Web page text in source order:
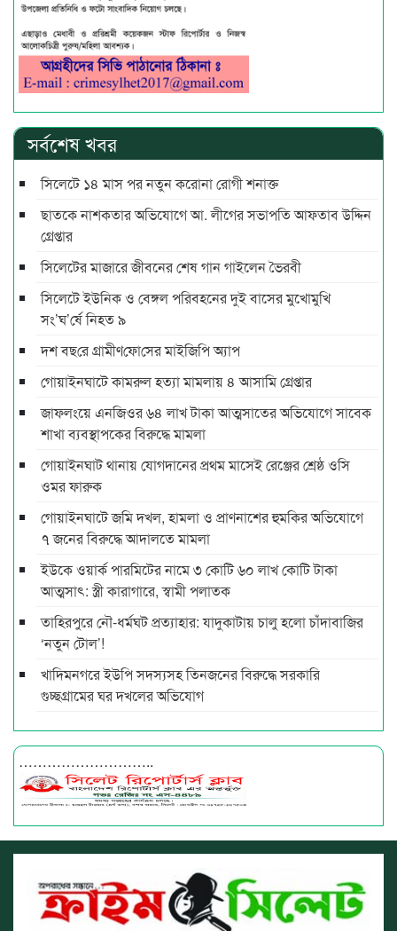
সর্বশেষ খবর
সিলেটে ১৪ মাস পর নতুন করোনা রোগী শনাক্ত
ছাতকে নাশকতার অভিযোগে আ. লীগের সভাপ‌তি আফতাব উদ্দিন
গ্রেপ্তার
সিলেটের মাজারে জীবনের শেষ গান গাইলেন ভৈরবী
সিলেটে ইউনিক ও বেঙ্গল পরিবহনের দুই বাসের মুখোমুখি
সং’ঘ’র্ষে নিহত ৯
দশ বছ‌রে গ্রামীণ‌ফো‌সের মাইজিপি অ্যাপ
গোয়াইনঘাটে কামরুল হত্যা মামলায় ৪ আসামি গ্রেপ্তার
জাফলংয়ে এনজিওর ৬৪ লাখ টাকা আত্মসাতের অভিযোগে সাবেক
শাখা ব্যবস্থাপকের বিরুদ্ধে মামলা
গোয়াইনঘাট থানায় যোগদানের প্রথম মাসেই রেঞ্জের শ্রেষ্ঠ ওসি
ওমর ফারুক
গোয়াইনঘাটে জমি দখল, হামলা ও প্রাণনাশের হুমকির অভিযোগে
৭ জনের বিরুদ্ধে আদালতে মামলা
ইউকে ওয়ার্ক পারমিটের নামে ৩ কোটি ৬০ লাখ কোটি টাকা
আত্মসাৎ: স্ত্রী কারাগারে, স্বামী পলাতক
তাহিরপুরে নৌ-ধর্মঘট প্রত্যাহার: যাদুকাটায় চালু হলো চাঁদাবাজির
‘নতুন টোল’!
খাদিমনগরে ইউপি সদস্যসহ তিনজনের বিরুদ্ধে সরকারি
গুচ্ছগ্রামের ঘর দখলের অভিযোগ
………………………..